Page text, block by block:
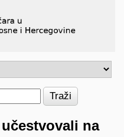
Traži
na